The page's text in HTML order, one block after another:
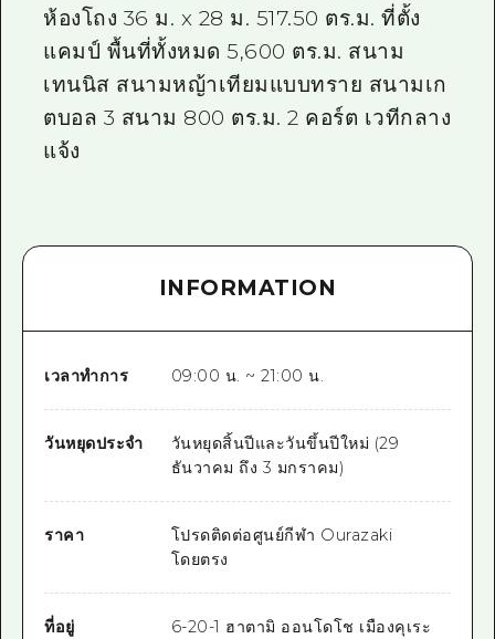
ห้องโถง 36 ม. x 28 ม. 517.50 ตร.ม. ที่ตั้ง
แคมป์ พื้นที่ทั้งหมด 5,600 ตร.ม. สนาม
เทนนิส สนามหญ้าเทียมแบบทราย สนามเก
ตบอล 3 สนาม 800 ตร.ม. 2 คอร์ต เวทีกลาง
แจ้ง
INFORMATION
เวลาทำการ 09:00 น. ~ 21:00 น.
วันหยุดประจำ
วันหยุดสิ้นปีและวันขึ้นปีใหม่ (29
ธันวาคม ถึง 3 มกราคม)
ราคา
โปรดติดต่อศูนย์กีฬา Ourazaki
โดยตรง
ที่อยู่
6-20-1 ฮาตามิ ออนโดโช เมืองคุเระ